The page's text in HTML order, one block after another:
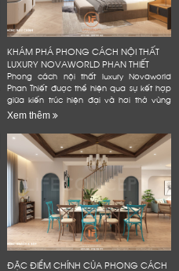
KHÁM PHÁ PHONG CÁCH NỘI THẤT
LUXURY NOVAWORLD PHAN THIẾT
Phong cách nội thất luxury Novaworld
Phan Thiết được thể hiện qua sự kết hợp
giữa kiến trúc hiện đại và hơi thở vùng
biển.
Xem thêm
ĐẶC ĐIỂM CHÍNH CỦA PHONG CÁCH